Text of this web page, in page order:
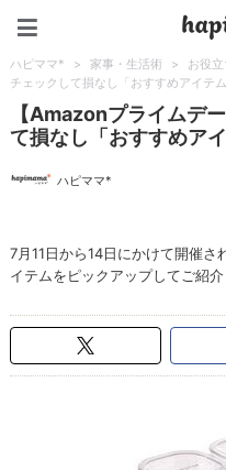
ハピママ* > 家事・生活術 > お役立
チェックして損なし「おすすめアイテ
【Amazonプライムデ
て損なし「おすすめア
ハピママ*
7月11日から14日にかけて開催
イテムをピックアップしてご紹介